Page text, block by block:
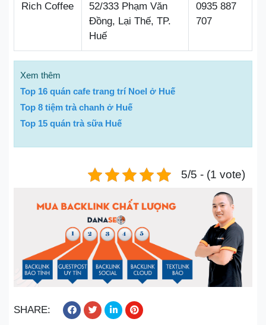
Rich Coffee
52/333 Phạm Văn
Đồng, Lại Thế, TP.
Huế
0935 887
707
Xem thêm
Top 16 quán cafe trang trí Noel ở Huế
Top 8 tiệm trà chanh ở Huế
Top 15 quán trà sữa Huế
5/5 - (1 vote)
SHARE: